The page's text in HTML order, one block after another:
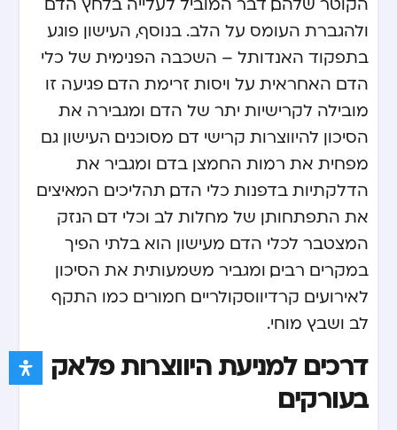
ולהגברת העומס על הלב. בנוסף, העישון פוגע
בתפקוד האנדותל – השכבה הפנימית של כלי
הדם האחראית על ויסות זרימת הדם. פגיעה זו
מובילה לקרישיות יתר של הדם ומגבירה את
הסיכון להיווצרות קרישי דם מסוכנים. העישון גם
מפחית את רמות החמצן בדם ומגביר את
הדלקתיות בדפנות כלי הדם, תהליכים המאיצים
את התפתחותן של מחלות לב וכלי דם. הנזק
המצטבר לכלי הדם מעישון הוא בלתי הפיך
במקרים רבים, ומגביר משמעותית את הסיכון
לאירועים קרדיווסקולריים חמורים כמו התקף
לב ושבץ מוחי.
דרכים למניעת היווצרות פלאק
בעורקים